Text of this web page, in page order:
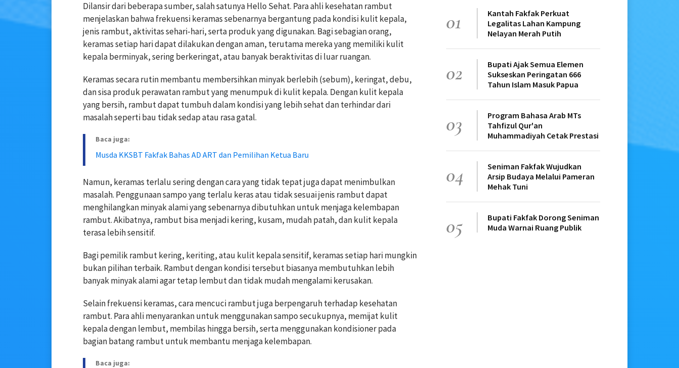
Dilansir dari beberapa sumber, salah satunya Hello Sehat. Para ahli kesehatan rambut
menjelaskan bahwa frekuensi keramas sebenarnya bergantung pada kondisi kulit kepala,
jenis rambut, aktivitas sehari-hari, serta produk yang digunakan. Bagi sebagian orang,
keramas setiap hari dapat dilakukan dengan aman, terutama mereka yang memiliki kulit
kepala berminyak, sering berkeringat, atau banyak beraktivitas di luar ruangan.
Keramas secara rutin membantu membersihkan minyak berlebih (sebum), keringat, debu,
dan sisa produk perawatan rambut yang menumpuk di kulit kepala. Dengan kulit kepala
yang bersih, rambut dapat tumbuh dalam kondisi yang lebih sehat dan terhindar dari
masalah seperti bau tidak sedap atau rasa gatal.
Baca juga:
Musda KKSBT Fakfak Bahas AD ART dan Pemilihan Ketua Baru
Namun, keramas terlalu sering dengan cara yang tidak tepat juga dapat menimbulkan
masalah. Penggunaan sampo yang terlalu keras atau tidak sesuai jenis rambut dapat
menghilangkan minyak alami yang sebenarnya dibutuhkan untuk menjaga kelembapan
rambut. Akibatnya, rambut bisa menjadi kering, kusam, mudah patah, dan kulit kepala
terasa lebih sensitif.
Bagi pemilik rambut kering, keriting, atau kulit kepala sensitif, keramas setiap hari mungkin
bukan pilihan terbaik. Rambut dengan kondisi tersebut biasanya membutuhkan lebih
banyak minyak alami agar tetap lembut dan tidak mudah mengalami kerusakan.
Selain frekuensi keramas, cara mencuci rambut juga berpengaruh terhadap kesehatan
rambut. Para ahli menyarankan untuk menggunakan sampo secukupnya, memijat kulit
kepala dengan lembut, membilas hingga bersih, serta menggunakan kondisioner pada
bagian batang rambut untuk membantu menjaga kelembapan.
Baca juga:
01
Kantah Fakfak Perkuat
Legalitas Lahan Kampung
Nelayan Merah Putih
02
Bupati Ajak Semua Elemen
Sukseskan Peringatan 666
Tahun Islam Masuk Papua
03
Program Bahasa Arab MTs
Tahfizul Qur'an
Muhammadiyah Cetak Prestasi
04
Seniman Fakfak Wujudkan
Arsip Budaya Melalui Pameran
Mehak Tuni
05
Bupati Fakfak Dorong Seniman
Muda Warnai Ruang Publik